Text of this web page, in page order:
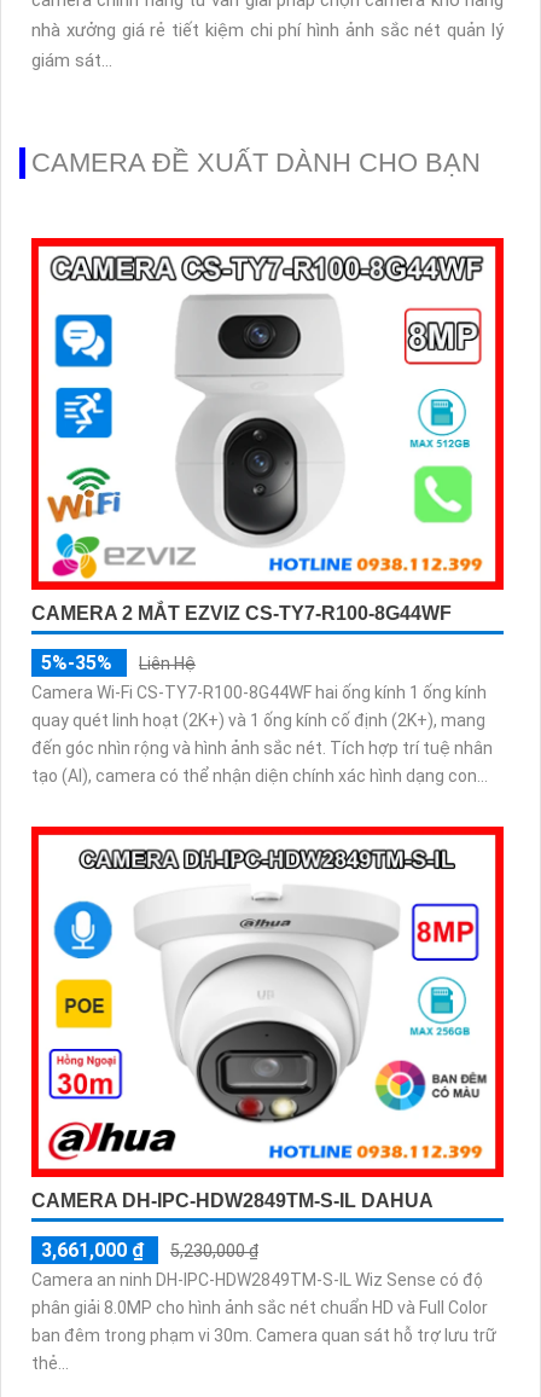
nhà xưởng giá rẻ tiết kiệm chi phí hình ảnh sắc nét quản lý
giám sát...
CAMERA ĐỀ XUẤT DÀNH CHO BẠN
CAMERA 2 MẮT EZVIZ CS-TY7-R100-8G44WF
5%-35%
Liên Hệ
Camera Wi-Fi CS-TY7-R100-8G44WF hai ống kính 1 ống kính
quay quét linh hoạt (2K+) và 1 ống kính cố định (2K+), mang
đến góc nhìn rộng và hình ảnh sắc nét. Tích hợp trí tuệ nhân
tạo (AI), camera có thể nhận diện chính xác hình dạng con
CAMERA DH-IPC-HDW2849TM-S-IL DAHUA
3,661,000 ₫
5,230,000 ₫
Camera an ninh DH-IPC-HDW2849TM-S-IL Wiz Sense có độ
phân giải 8.0MP cho hình ảnh sắc nét chuẩn HD và Full Color
ban đêm trong phạm vi 30m. Camera quan sát hỗ trợ lưu trữ
thẻ...